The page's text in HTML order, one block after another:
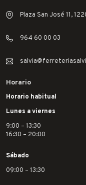
Plaza San José 11,
964 60 00 03
Horario
Horario habitual
Lunes a viernes
9:00 – 13:30
16:30 – 20:00
Sábado
09:00 – 13:30